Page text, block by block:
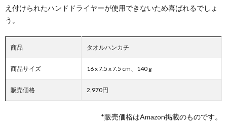
え付けられたハンドドライヤーが使用できないため喜ばれるでしょ
う。
商品 タオルハンカチ
商品サイズ 16 x 7.5 x 7.5 cm、140 g
販売価格 2,970円
*販売価格はAmazon掲載のものです。